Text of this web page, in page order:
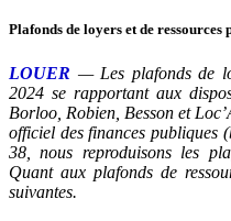
Plafonds de loyers et de ressources
LOUER — Les plafonds de
2024 se rapportant aux
Borloo, Robien, Besson et
officiel des finances publiques
38, nous reproduisons les
Quant aux plafonds de
suivantes.